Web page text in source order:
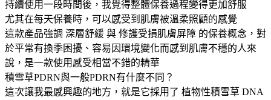
持續使用一段時間後，我覺得整體保養過程變得更加舒服
尤其在每天保養時，可以感受到肌膚被溫柔照顧的感覺
這款產品強調 深層舒緩 與 修護受損肌膚屏障 的保養概念，對
於平常有換季困擾、容易因環境變化而感到肌膚不穩的人來
說，是一款使用感受相當不錯的精華
積雪草PDRN與一般PDRN有什麼不同？
這次讓我最感興趣的地方，就是它採用了 植物性積雪草 DNA